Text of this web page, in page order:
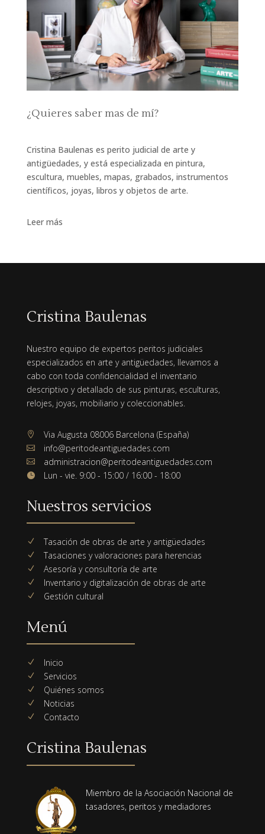
¿Quieres saber mas de mí?
Cristina Baulenas es perito judicial de arte y
antigüedades, y está especializada en pintura,
escultura, muebles, mapas, grabados, instrumentos
científicos, joyas, libros y objetos de arte.
Leer más
Cristina Baulenas
Nuestro equipo de expertos peritos judiciales
especializados en arte y antigüedades, llevamos a
cabo con toda confidencialidad el inventario
descriptivo y detallado de sus pinturas, esculturas,
relojes, joyas, mobiliario y coleccionables.
 Via Augusta 08006 Barcelona (España)
 info@peritodeantiguedades.com
 administracion@peritodeantiguedades.com
 Lun - vie. 9:00 - 15:00 / 16:00 - 18:00
Nuestros servicios
N Tasación de obras de arte y antigüedades
N Tasaciones y valoraciones para herencias
N Asesoría y consultoría de arte
N Inventario y digitalización de obras de arte
N Gestión cultural
Menú
N Inicio
N Servicios
N Quiénes somos
N Noticias
N Contacto
Cristina Baulenas
Miembro de la Asociación Nacional de
tasadores, peritos y mediadores